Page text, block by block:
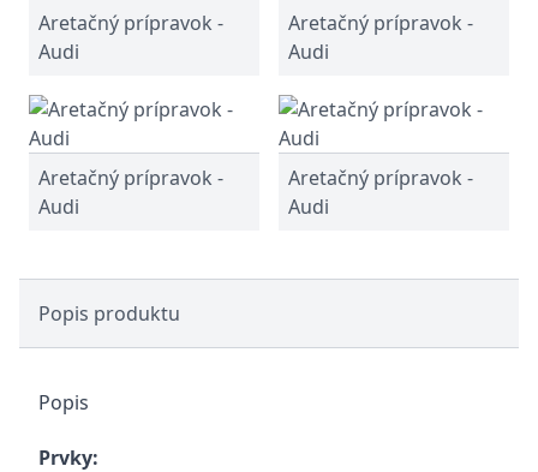
Aretačný prípravok -
Audi
Aretačný prípravok -
Audi
Aretačný prípravok -
Audi
Aretačný prípravok -
Audi
Popis produktu
Popis
Prvky: